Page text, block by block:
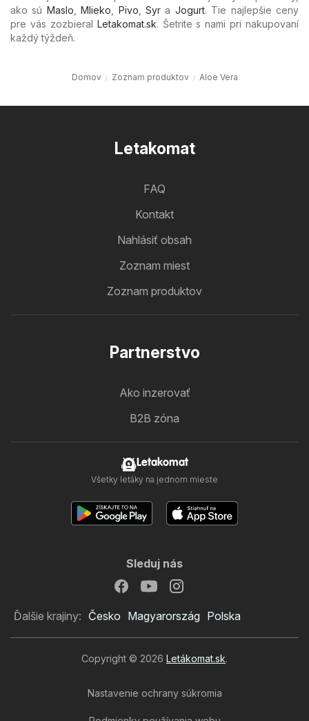
ako sú Maslo ,Mlieko Pivo ,Syr a Jogurt. Tie najlepšie ceny
pre vás zozbieral Letakomat.sk. Šetrite s nami pri nakupovaní
každý týždeň.
Domov Zoznam produktov Aloe Vera
Letakomat
FAQ
Kontakt
Nahlásiť obsah
Zoznam miest
Zoznam produktov
Partnerstvo
Ako inzerovať
B2B zóna
Letakomat
Všetky letáky na jednom mieste
Sleduj nás
Ďalšie krajiny: Česko Magyarország Polska
Copyright © 2026 Letákomat.sk.
Nastavenie ochrany súkromia